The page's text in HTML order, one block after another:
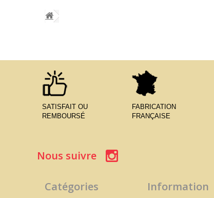
SATISFAIT OU
REMBOURSÉ
FABRICATION
FRANÇAISE
Nous suivre
Catégories Information